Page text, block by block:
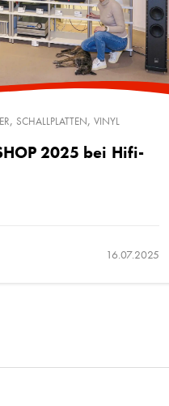
, SCHALLPLATTEN, VINYL
2025 bei Hifi-
16.07.2025